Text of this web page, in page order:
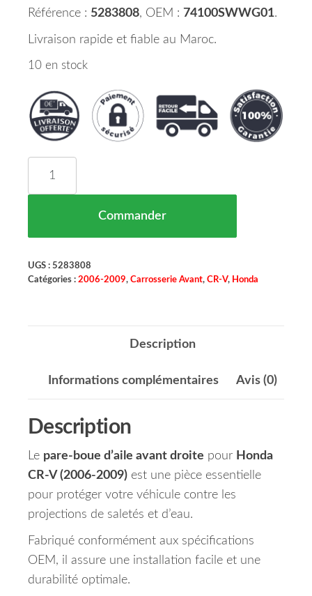
Référence : 5283808, OEM : 74100SWWG01.
Livraison rapide et fiable au Maroc.
10 en stock
Commander
UGS : 5283808
Catégories : 2006-2009, Carrosserie Avant, CR-V, Honda
Description
Informations complémentaires Avis (0)
Description
Le pare-boue d’aile avant droite pour Honda
CR-V (2006-2009) est une pièce essentielle
pour protéger votre véhicule contre les
projections de saletés et d’eau.
Fabriqué conformément aux spécifications
OEM, il assure une installation facile et une
durabilité optimale.